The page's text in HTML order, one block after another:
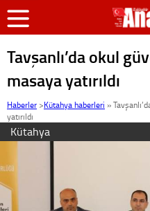
Tavşanlı’da okul
masaya yatırıldı
Haberler >Kütahya haberleri »
yatırıldı
Kütahya